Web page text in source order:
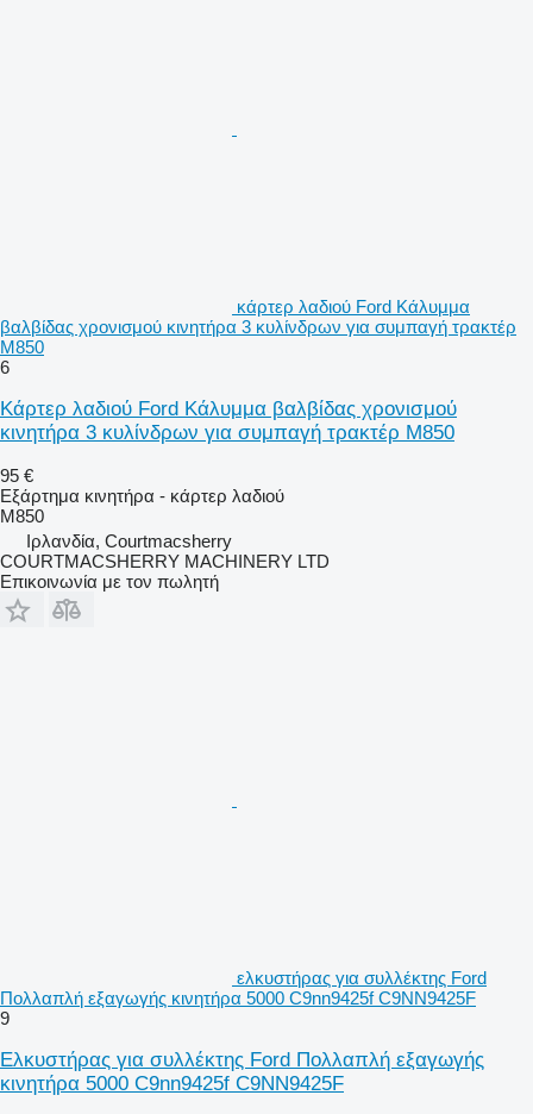
κάρτερ λαδιού Ford Κάλυμμα
βαλβίδας χρονισμού κινητήρα 3 κυλίνδρων για συμπαγή τρακτέρ
M850
6
Κάρτερ λαδιού Ford Κάλυμμα βαλβίδας χρονισμού
κινητήρα 3 κυλίνδρων για συμπαγή τρακτέρ M850
95 €
Εξάρτημα κινητήρα - κάρτερ λαδιού
M850
Ιρλανδία, Courtmacsherry
COURTMACSHERRY MACHINERY LTD
Επικοινωνία με τον πωλητή
ελκυστήρας για συλλέκτης Ford
Πολλαπλή εξαγωγής κινητήρα 5000 C9nn9425f C9NN9425F
9
Ελκυστήρας για συλλέκτης Ford Πολλαπλή εξαγωγής
κινητήρα 5000 C9nn9425f C9NN9425F